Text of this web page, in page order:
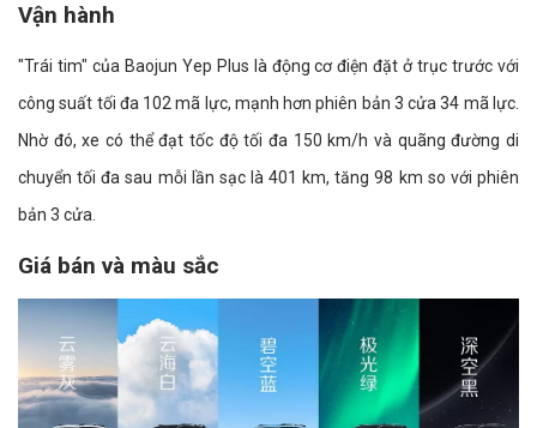
Vận hành
"Trái tim" của Baojun Yep Plus là động cơ điện đặt ở trục trước với
công suất tối đa 102 mã lực, mạnh hơn phiên bản 3 cửa 34 mã lực.
Nhờ đó, xe có thể đạt tốc độ tối đa 150 km/h và quãng đường di
chuyển tối đa sau mỗi lần sạc là 401 km, tăng 98 km so với phiên
bản 3 cửa.
Giá bán và màu sắc